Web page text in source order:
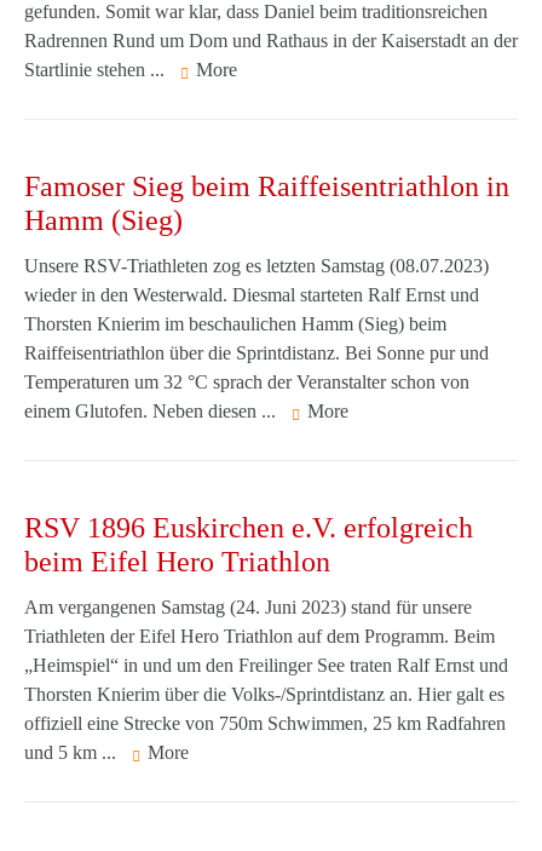
gefunden. Somit war klar, dass Daniel beim traditionsreichen
Radrennen Rund um Dom und Rathaus in der Kaiserstadt an der
Startlinie stehen ...
More
Famoser Sieg beim Raiffeisentriathlon in
Hamm (Sieg)
Unsere RSV-Triathleten zog es letzten Samstag (08.07.2023)
wieder in den Westerwald. Diesmal starteten Ralf Ernst und
Thorsten Knierim im beschaulichen Hamm (Sieg) beim
Raiffeisentriathlon über die Sprintdistanz. Bei Sonne pur und
Temperaturen um 32 °C sprach der Veranstalter schon von
einem Glutofen. Neben diesen ...
More
RSV 1896 Euskirchen e.V. erfolgreich
beim Eifel Hero Triathlon
Am vergangenen Samstag (24. Juni 2023) stand für unsere
Triathleten der Eifel Hero Triathlon auf dem Programm. Beim
„Heimspiel“ in und um den Freilinger See traten Ralf Ernst und
Thorsten Knierim über die Volks-/Sprintdistanz an. Hier galt es
offiziell eine Strecke von 750m Schwimmen, 25 km Radfahren
und 5 km ...
More